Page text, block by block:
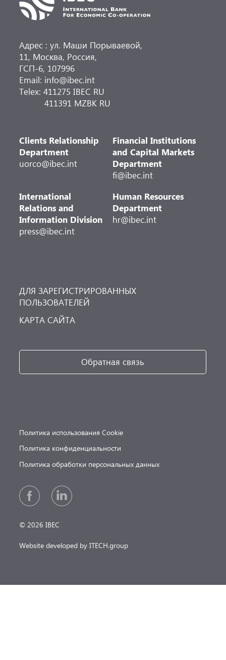
Адрес : ул. Маши Порываевой,
11, Москва, Россия,
ГСП-6, 107996
Email: info@ibec.int
Telex: 411275 IBEC RU
411391 MZBK RU
Clients Relationship
Department
uorco@ibec.int
Financial Institutions
and Capital Markets
Department
fi@ibec.int
International
Relations and
Information Division
press@ibec.int
Human Resources
Department
hr@ibec.int
ДЛЯ ЗАРЕГИСТРИРОВАННЫХ
ПОЛЬЗОВАТЕЛЕЙ
КАРТА САЙТА
Обратная связь
Политика использования Cookie
Политика конфиденциальности
Политика обработки персональных данных
© 2026 IBEC
Website developed by ITECH.group